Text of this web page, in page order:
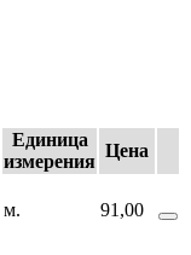
Единица
измерения
Цена
м. 91,00